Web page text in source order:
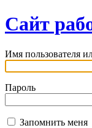
Сайт
Имя пользователя
Пароль
Запомнить меня